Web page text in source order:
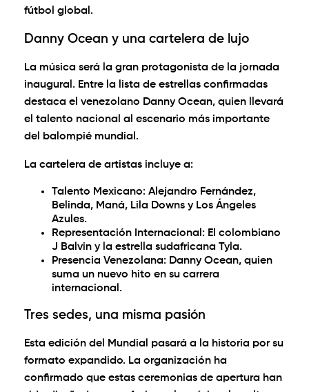
fútbol global.
Danny Ocean y una cartelera de lujo
La música será la gran protagonista de la jornada
inaugural. Entre la lista de estrellas confirmadas
destaca el venezolano Danny Ocean, quien llevará
el talento nacional al escenario más importante
del balompié mundial.
La cartelera de artistas incluye a:
Talento Mexicano: Alejandro Fernández,
Belinda, Maná, Lila Downs y Los Ángeles
Azules.
Representación Internacional: El colombiano
J Balvin y la estrella sudafricana Tyla.
Presencia Venezolana: Danny Ocean, quien
suma un nuevo hito en su carrera
internacional.
Tres sedes, una misma pasión
Esta edición del Mundial pasará a la historia por su
formato expandido. La organización ha
confirmado que estas ceremonias de apertura han